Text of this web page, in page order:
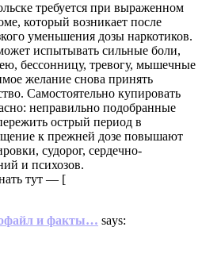
требуется при выраженном
который возникает после
уменьшения дозы наркотиков.
испытывать сильные боли,
бессонницу, тревогу, мышечные
желание снова принять
Самостоятельно купировать
неправильно подобранные
острый период в
к прежней дозе повышают
судорог, сердечно-
и психозов.
тут — [
и факты… says: